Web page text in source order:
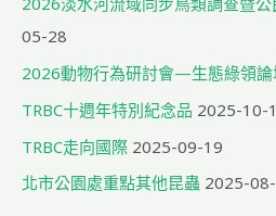
05-28
2026動物行為研討會—生態綠領論
TRBC十週年特別紀念品 2025-10-
TRBC走向國際 2025-09-19
北市公園處重點其他昆蟲 2025-